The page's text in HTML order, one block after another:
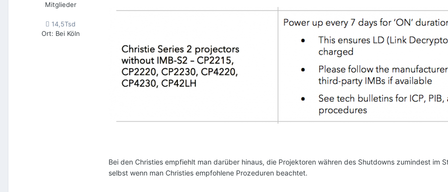
Mitglieder
14,5Tsd
Ort: Bei Köln
Bei den Christies empfiehlt man darüber hinaus, die Projektoren währen des Shutdowns zumindest im
selbst wenn man Christies empfohlene Prozeduren beachtet.